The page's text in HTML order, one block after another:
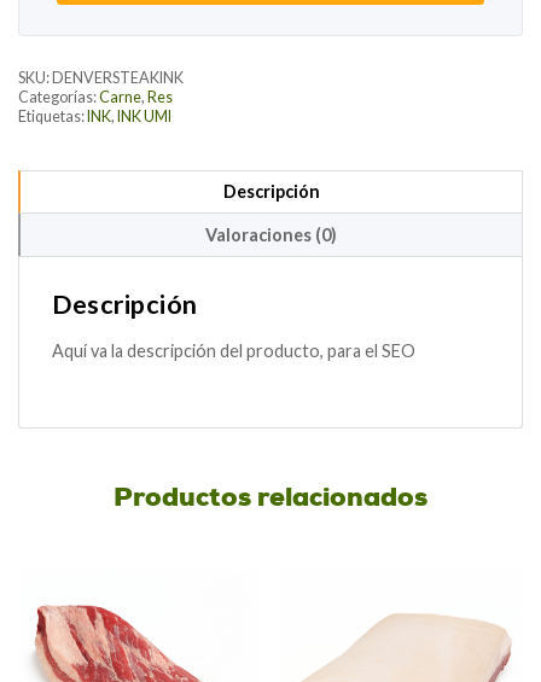
SKU: DENVERSTEAKINK
Categorías:Carne, Res
Etiquetas: INK, INK UMI
Descripción
Valoraciones (0)
Descripción
Aquí va la descripción del producto, para el SEO
Productos relacionados